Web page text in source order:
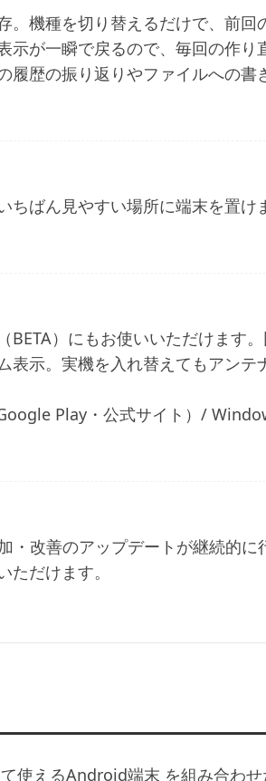
。機種を切り替えるだけで、前回
示が一瞬で戻るので、毎回の作り
履歴の振り返りやファイルへの書
ちばん見やすい場所に端末を置け
）にもお使いいただけます。
示。実機を入れ替えてもアンテ
Play・公式サイト）/
・改善のアップデートが継続的に
ただけます。
使えるAndroid端末 を組み合わ